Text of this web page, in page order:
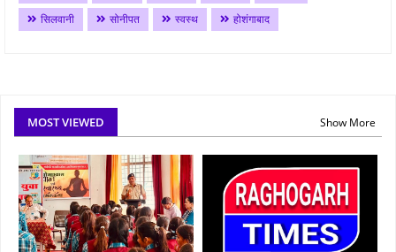
सिलवानी
सोनीपत स्वस्थ होशंगाबाद
MOST VIEWED Show More